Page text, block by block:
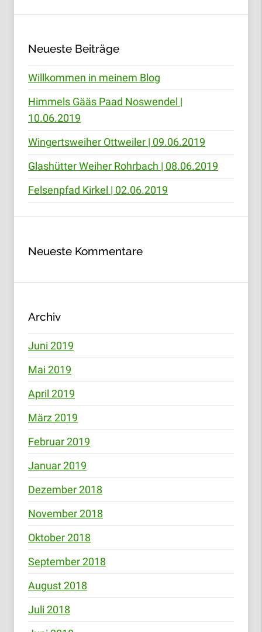
Neueste Beiträge
Willkommen in meinem Blog
Himmels Gääs Paad Noswendel |
10.06.2019
Wingertsweiher Ottweiler | 09.06.2019
Glashütter Weiher Rohrbach | 08.06.2019
Felsenpfad Kirkel | 02.06.2019
Neueste Kommentare
Archiv
Juni 2019
Mai 2019
April 2019
März 2019
Februar 2019
Januar 2019
Dezember 2018
November 2018
Oktober 2018
September 2018
August 2018
Juli 2018